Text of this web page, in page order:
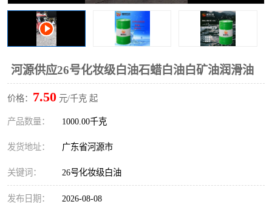
河源供应26号化妆级白油石蜡白油白矿油润滑油
价格： 7.50 元/千克 起
产品数量： 1000.00千克
发货地址： 广东省河源市
关键词： 26号化妆级白油
发布日期： 2026-08-08